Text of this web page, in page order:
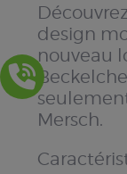
design
nouveau
Mersch.